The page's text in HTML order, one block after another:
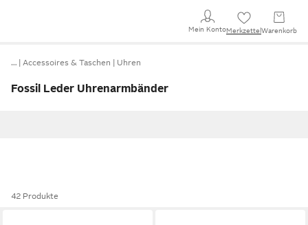
Mein KontoMerkzettel Warenkorb
… Accessoires & Taschen Uhren
Fossil Leder Uhrenarmbänder
42 Produkte